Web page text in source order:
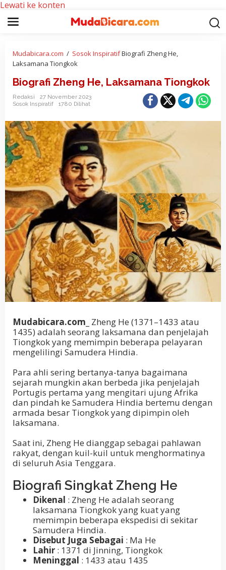
Lewati ke konten
Mudabicara.com / Sosok InspiratifBiografi Zheng He,
Laksamana Tiongkok
Biografi Zheng He, Laksamana Tiongkok
Redaksi
27 November 2023
Sosok Inspiratif
1780 Dilihat
Mudabicara.com_ Zheng He (1371–1433 atau
1435) adalah seorang laksamana dan penjelajah
Tiongkok yang memimpin beberapa pelayaran
mengelilingi Samudera Hindia.
Para ahli sering bertanya-tanya bagaimana
sejarah mungkin akan berbeda jika penjelajah
Portugis pertama yang mengitari ujung Afrika
dan pindah ke Samudera Hindia bertemu dengan
armada besar Tiongkok yang dipimpin oleh
laksamana.
Saat ini, Zheng He dianggap sebagai pahlawan
rakyat, dengan kuil-kuil untuk menghormatinya
di seluruh Asia Tenggara.
Biografi Singkat Zheng He
Dikenal : Zheng He adalah seorang
laksamana Tiongkok yang kuat yang
memimpin beberapa ekspedisi di sekitar
Samudera Hindia.
Disebut Juga Sebagai : Ma He
Lahir : 1371 di Jinning, Tiongkok
Meninggal : 1433 atau 1435